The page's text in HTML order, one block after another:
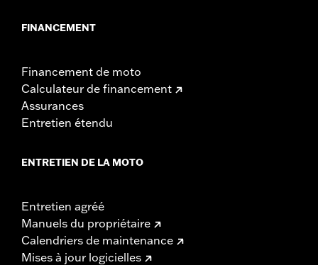
FINANCEMENT
Financement de moto
Calculateur de financement
Assurances
Entretien étendu
ENTRETIEN DE LA MOTO
Entretien agréé
Manuels du propriétaire
Calendriers de maintenance
Mises à jour logicielles